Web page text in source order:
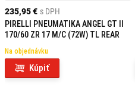
235,95 € s DPH
PIRELLI PNEUMATIKA ANGEL GT II
170/60 ZR 17 M/C (72W) TL REAR
Na objednávku
Kúpiť